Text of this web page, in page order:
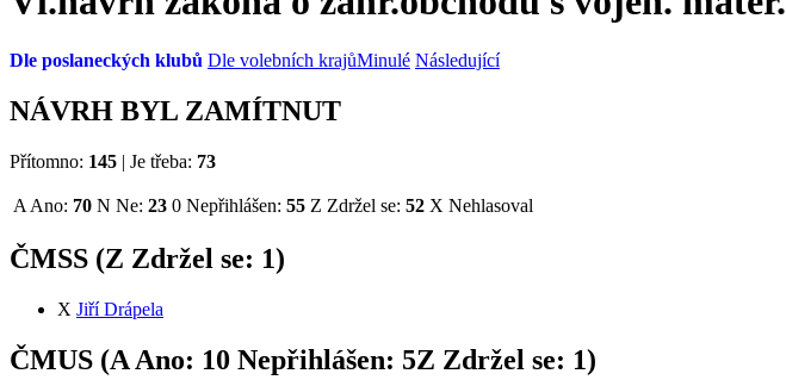
Dle poslaneckých klubů Dle volebních krajůMinulé Následující
NÁVRH BYL ZAMÍTNUT
Přítomno: 145 | Je třeba: 73
A Ano: 70 N Ne: 23 0 Nepřihlášen: 55 Z Zdržel se: 52 X Nehlasoval
ČMSS (Z Zdržel se: 1)
X Jiří Drápela
ČMUS (AAno: 10 Nepřihlášen: 5Z Zdržel se: 1)